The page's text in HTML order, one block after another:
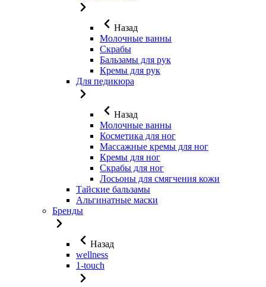
Назад
Молочные ванны
Скрабы
Бальзамы для рук
Кремы для рук
Для педикюра
Назад
Молочные ванны
Косметика для ног
Массажные кремы для ног
Кремы для ног
Скрабы для ног
Лосьоны для смягчения кожи
Тайские бальзамы
Альгинатные маски
Бренды
Назад
wellness
1-touch